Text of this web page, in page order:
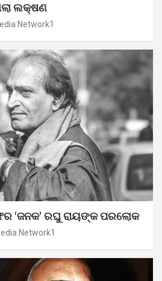
ଲକ୍ଷଣ
Network1
‘ଜନକ’ ରଘୁ ରାୟଙ୍କ ପରଲୋକ
Network1